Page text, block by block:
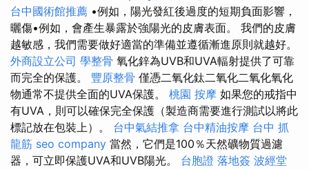
台中國術館推薦 •例如，陽光發紅後過度的短期負面影響，
曬傷•例如，會產生暴露於強陽光的皮膚表面。 我們的皮膚
越敏感，我們需要做好適當的準備並遵循漸進原則就越好。
外商設立公司 學整骨 氧化鋅為UVB和UVA輻射提供了可靠
而完全的保護。 豐原整骨 僅憑二氧化鈦二氧化二氧化氧化
物通常不提供全面的UVA保護。 桃園 按摩 如果您的戒指中
有UVA，則可以確保完全保護（製造商需要進行測試以將此
標記放在包裝上）。 台中氣結推拿 台中精油按摩 台中 抓
龍筋 seo company 當然，它們是100％天然礦物質過濾
器，可立即保護UVA和UVB陽光。 台胞證 落地簽 波經堂